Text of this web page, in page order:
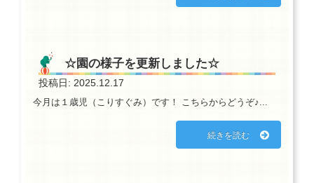
☆園の様子を更新しました☆
投稿日: 2025.12.17
今月は１歳児（こりすぐみ）です！ こちらからどうぞ♪...
続きを読む